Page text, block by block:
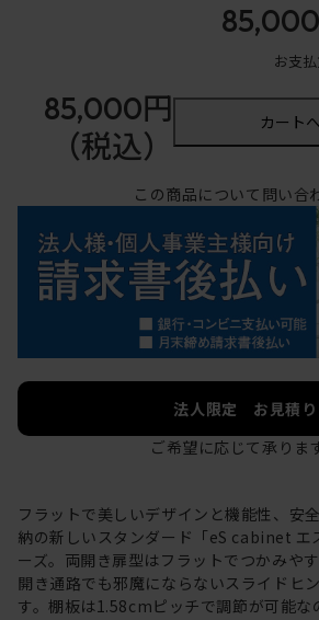
お支
85,000円
（税込）
カートへ
この商品について問い合
法人限定 お見積り
ご希望に応じて承ります
フラットで美しいデザインと機能性、安
納の新しいスタンダード「eS cabinet エ
ーズ。両開き扉型はフラットでつかみや
開き通路でも邪魔にならないスライドヒ
す。棚板は1.58cmピッチで調節が可能な